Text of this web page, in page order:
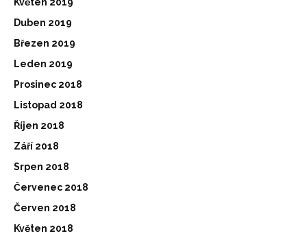
Duben 2019
Březen 2019
Leden 2019
Prosinec 2018
Listopad 2018
Říjen 2018
Září 2018
Srpen 2018
Červenec 2018
Červen 2018
Květen 2018